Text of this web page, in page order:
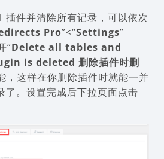
插件并清除所有记录，可以依次
Pro”<“Settings”
“Delete all tables and
is deleted 删除插件时删
，这样在你删除插件时就能一并
了。设置完成后下拉页面点击